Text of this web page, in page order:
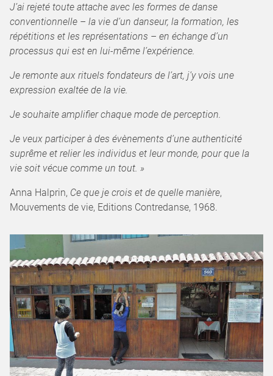
J’ai rejeté toute attache avec les formes de danse
conventionnelle – la vie d’un danseur, la formation, les
répétitions et les représentations – en échange d’un
processus qui est en lui-même l’expérience.
Je remonte aux rituels fondateurs de l’art, j’y vois une
expression exaltée de la vie.
Je souhaite amplifier chaque mode de perception.
Je veux participer à des évènements d’une authenticité
suprême et relier les individus et leur monde, pour que la
vie soit vécue comme un tout. »
Anna Halprin, Ce que je crois et de quelle manière,
Mouvements de vie, Editions Contredanse, 1968.